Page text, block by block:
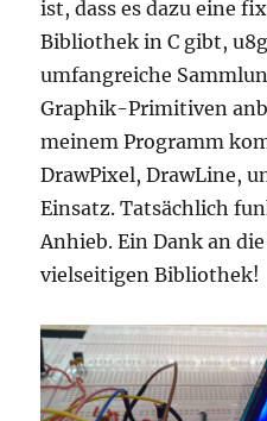
ist, dass es dazu eine
Bibliothek in C gibt,
umfangreiche
Graphik-Primitiven
meinem Programm
DrawPixel, DrawLine,
Einsatz. Tatsächlich
Anhieb. Ein Dank an
vielseitigen Bibliothek!